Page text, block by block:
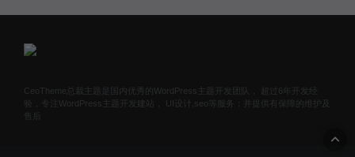
CeoTheme总裁主题是国内优秀的WordPress主题开发团队， 超过6年开发经
验，专注WordPress主题开发建站， UI设计,seo等服务；并提供有保障的维护及
售后